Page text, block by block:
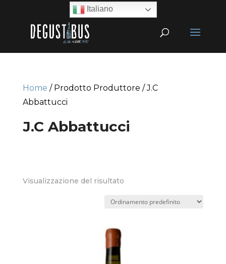
Home / Prodotto Produttore / J.C
Abbattucci
J.C Abbattucci
Visualizzazione del risultato
Italiano